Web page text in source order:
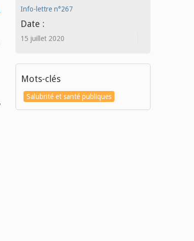
Info-lettre n°267
Date :
15 juillet 2020
Mots-clés
Salubrité et santé publiques